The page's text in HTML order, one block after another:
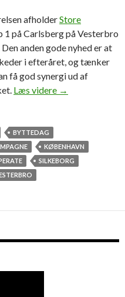
afholderStore
1 på Carlsberg på Vesterbro
anden gode nyhed er at
i efteråret, og tænker
få god synergi ud af
Læs videre Sæt kryds i
→
BYTTEDAG
KØBENHAVN
SILKEBORG